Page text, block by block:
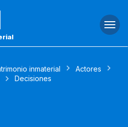
inmaterial
Actores
Decisiones